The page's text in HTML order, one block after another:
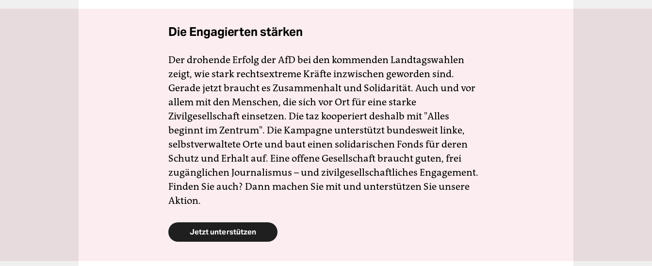
Die Engagierten stärken
Der drohende Erfolg der AfD bei den kommenden Landtagswahlen
zeigt, wie stark rechtsextreme Kräfte inzwischen geworden sind.
Gerade jetzt braucht es Zusammenhalt und Solidarität. Auch und vor
allem mit den Menschen, die sich vor Ort für eine starke
Zivilgesellschaft einsetzen. Die taz kooperiert deshalb mit "Alles
beginnt im Zentrum". Die Kampagne unterstützt bundesweit linke,
selbstverwaltete Orte und baut einen solidarischen Fonds für deren
Schutz und Erhalt auf. Eine offene Gesellschaft braucht guten, frei
zugänglichen Journalismus – und zivilgesellschaftliches Engagement.
Finden Sie auch? Dann machen Sie mit und unterstützen Sie unsere
Aktion.
Jetzt unterstützen